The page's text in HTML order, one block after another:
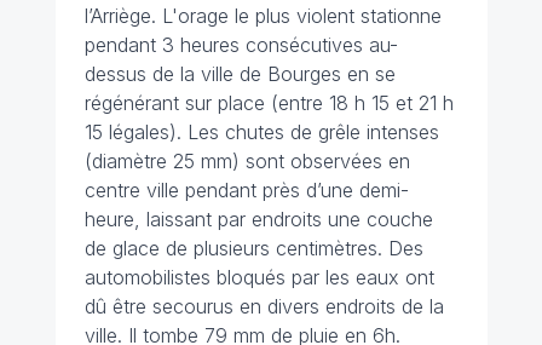
l’Arriège. L'orage le plus violent stationne
pendant 3 heures consécutives au-
dessus de la ville de Bourges en se
régénérant sur place (entre 18 h 15 et 21 h
15 légales). Les chutes de grêle intenses
(diamètre 25 mm) sont observées en
centre ville pendant près d’une demi-
heure, laissant par endroits une couche
de glace de plusieurs centimètres. Des
automobilistes bloqués par les eaux ont
dû être secourus en divers endroits de la
ville. Il tombe 79 mm de pluie en 6h.